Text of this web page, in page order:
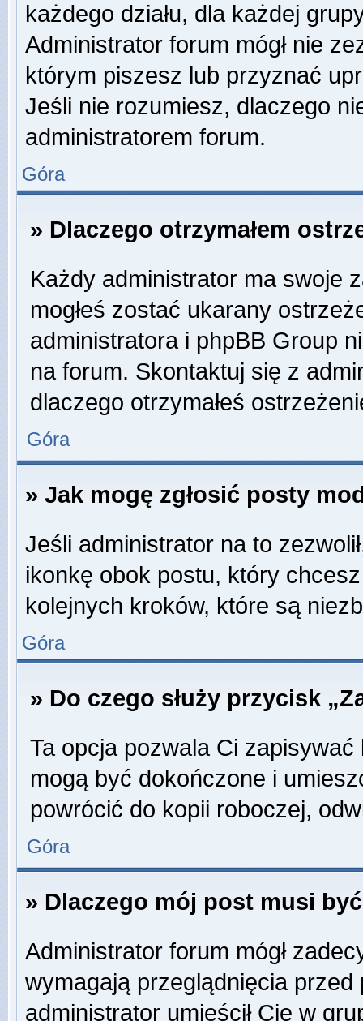
każdego działu, dla każdej
Administrator forum mógł nie
którym piszesz lub przyznać
Jeśli nie rozumiesz, dlaczego
administratorem forum.
Góra
» Dlaczego otrzymałem
Każdy administrator ma swoje
mogłeś zostać ukarany
administratora i phpBB Group
na forum. Skontaktuj się z
dlaczego otrzymałeś
Góra
» Jak mogę zgłosić posty
Jeśli administrator na to
ikonkę obok postu, który
kolejnych kroków, które są
Góra
» Do czego służy przycisk
Ta opcja pozwala Ci
mogą być dokończone i
powrócić do kopii roboczej,
Góra
» Dlaczego mój post musi
Administrator forum mógł
wymagają przeglądnięcia
administrator umieścił Cię w